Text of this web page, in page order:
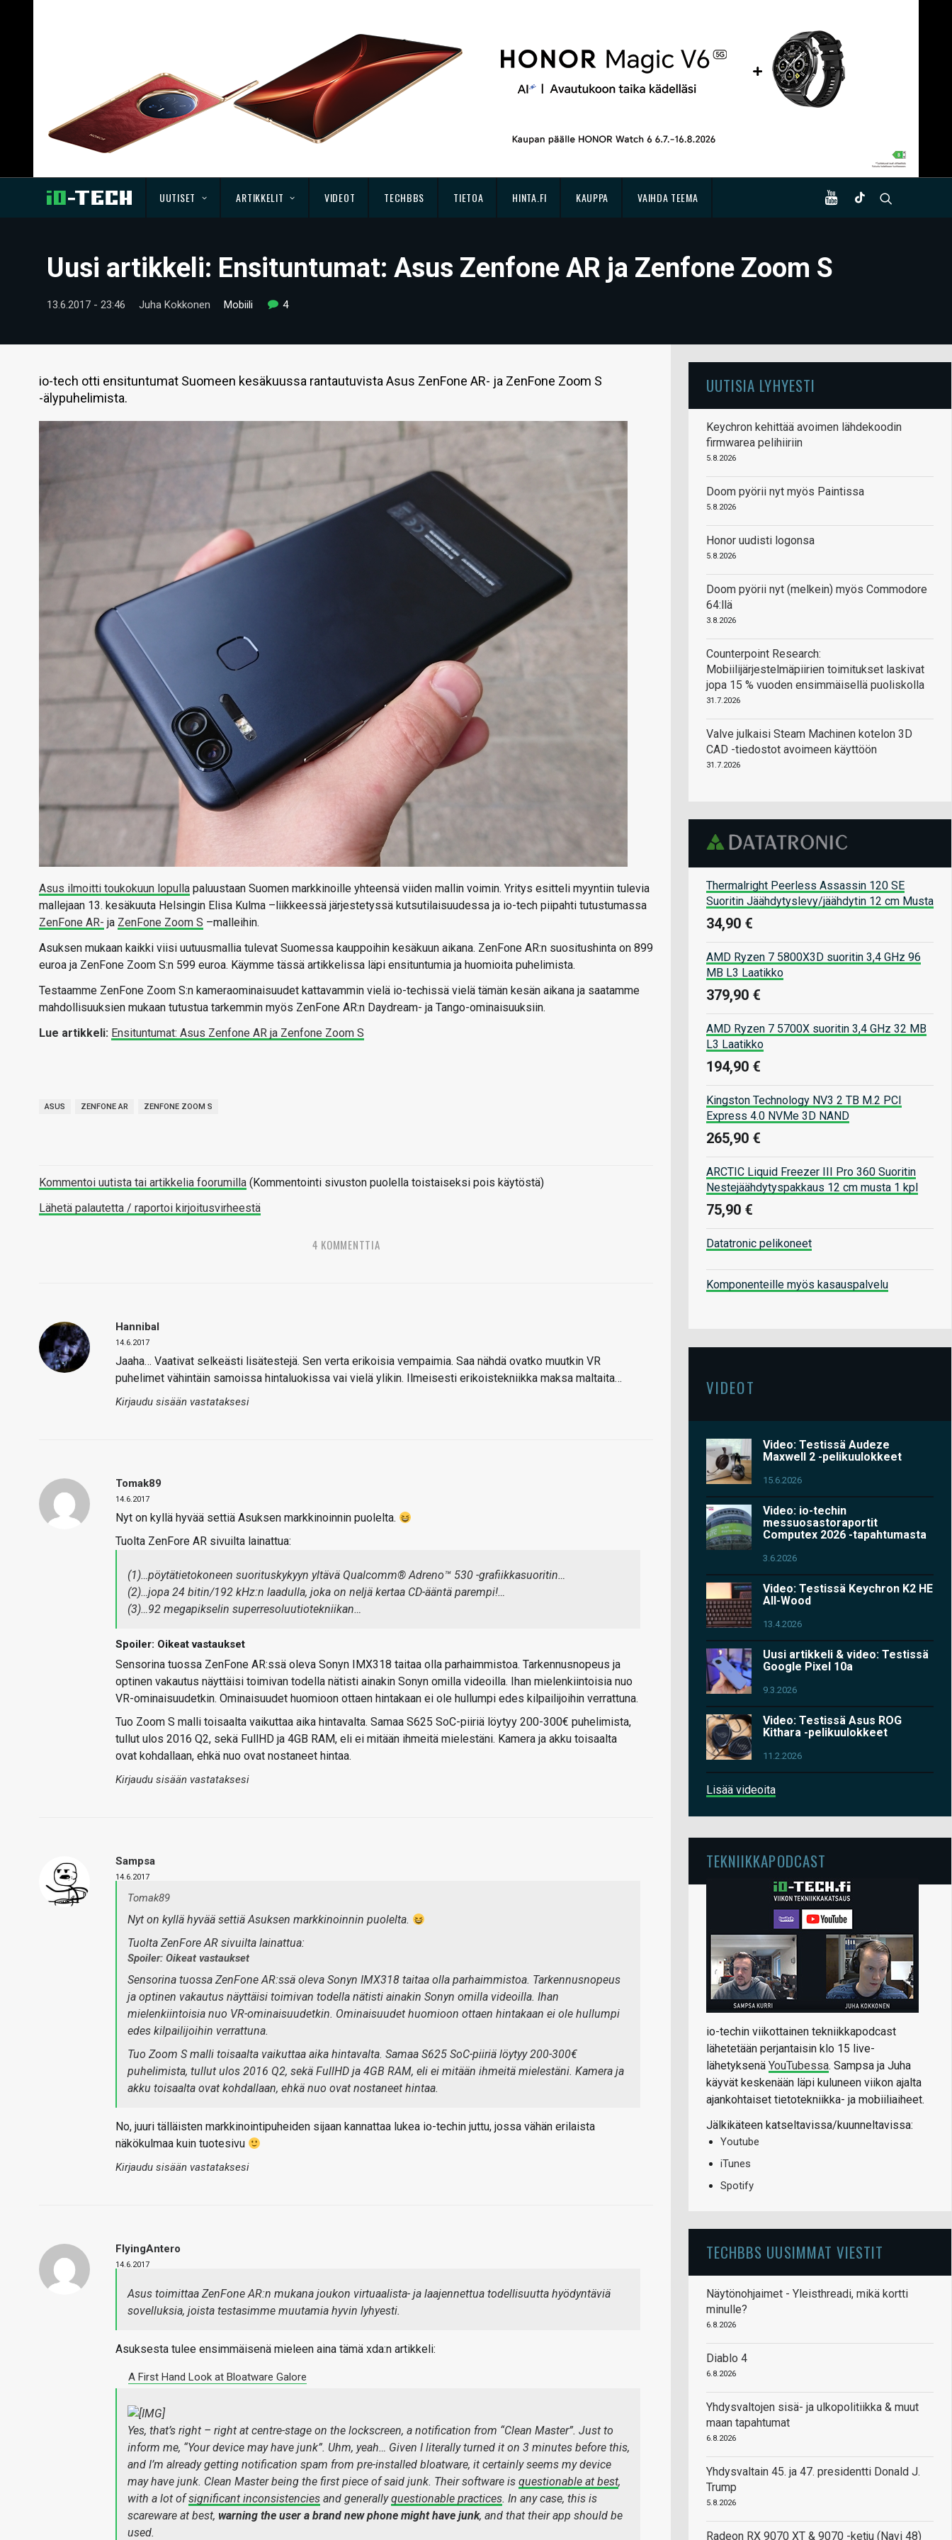
UUTISET ARTIKKELIT VIDEOT TECHBBS TIETOA HINTA.FI KAUPPA VAIHDA TEEMA
Uusi artikkeli: Ensituntumat: Asus Zenfone AR ja Zenfone Zoom S
13.6.2017 - 23:46 Juha Kokkonen Mobiili 4
io-tech otti ensituntumat Suomeen kesäkuussa rantautuvista Asus ZenFone AR- ja ZenFone Zoom S
-älypuhelimista.
Asus ilmoitti toukokuun lopulla paluustaan Suomen markkinoille yhteensä viiden mallin voimin. Yritys esitteli myyntiin tulevia
mallejaan 13. kesäkuuta Helsingin Elisa Kulma –liikkeessä järjestetyssä kutsutilaisuudessa ja io-tech piipahti tutustumassa
ZenFone AR- ja ZenFone Zoom S –malleihin.
Asuksen mukaan kaikki viisi uutuusmallia tulevat Suomessa kauppoihin kesäkuun aikana. ZenFone AR:n suositushinta on 899
euroa ja ZenFone Zoom S:n 599 euroa. Käymme tässä artikkelissa läpi ensituntumia ja huomioita puhelimista.
Testaamme ZenFone Zoom S:n kameraominaisuudet kattavammin vielä io-techissä vielä tämän kesän aikana ja saatamme
mahdollisuuksien mukaan tutustua tarkemmin myös ZenFone AR:n Daydream- ja Tango-ominaisuuksiin.
Lue artikkeli: Ensituntumat: Asus Zenfone AR ja Zenfone Zoom S
ASUS ZENFONE AR ZENFONE ZOOM S
Kommentoi uutista tai artikkelia foorumilla (Kommentointi sivuston puolella toistaiseksi pois käytöstä)
Lähetä palautetta / raportoi kirjoitusvirheestä
4 KOMMENTTIA
Hannibal
14.6.2017
Jaaha… Vaativat selkeästi lisätestejä. Sen verta erikoisia vempaimia. Saa nähdä ovatko muutkin VR
puhelimet vähintäin samoissa hintaluokissa vai vielä ylikin. Ilmeisesti erikoistekniikka maksa maltaita…
Kirjaudu sisään vastataksesi
Tomak89
14.6.2017
Nyt on kyllä hyvää settiä Asuksen markkinoinnin puolelta.
Tuolta ZenFore AR sivuilta lainattua:
(1)…pöytätietokoneen suorituskykyyn yltävä Qualcomm® Adreno™ 530 -grafiikkasuoritin…
(2)…jopa 24 bitin/192 kHz:n laadulla, joka on neljä kertaa CD-ääntä parempi!…
(3)…92 megapikselin superresoluutiotekniikan…
Spoiler: Oikeat vastaukset
Sensorina tuossa ZenFone AR:ssä oleva Sonyn IMX318 taitaa olla parhaimmistoa. Tarkennusnopeus ja
optinen vakautus näyttäisi toimivan todella nätisti ainakin Sonyn omilla videoilla. Ihan mielenkiintoisia nuo
VR-ominaisuudetkin. Ominaisuudet huomioon ottaen hintakaan ei ole hullumpi edes kilpailijoihin verrattuna.
Tuo Zoom S malli toisaalta vaikuttaa aika hintavalta. Samaa S625 SoC-piiriä löytyy 200-300€ puhelimista,
tullut ulos 2016 Q2, sekä FullHD ja 4GB RAM, eli ei mitään ihmeitä mielestäni. Kamera ja akku toisaalta
ovat kohdallaan, ehkä nuo ovat nostaneet hintaa.
Kirjaudu sisään vastataksesi
Sampsa
14.6.2017
Tomak89
Nyt on kyllä hyvää settiä Asuksen markkinoinnin puolelta.
Tuolta ZenFore AR sivuilta lainattua:
Spoiler: Oikeat vastaukset
Sensorina tuossa ZenFone AR:ssä oleva Sonyn IMX318 taitaa olla parhaimmistoa. Tarkennusnopeus
ja optinen vakautus näyttäisi toimivan todella nätisti ainakin Sonyn omilla videoilla. Ihan
mielenkiintoisia nuo VR-ominaisuudetkin. Ominaisuudet huomioon ottaen hintakaan ei ole hullumpi
edes kilpailijoihin verrattuna.
Tuo Zoom S malli toisaalta vaikuttaa aika hintavalta. Samaa S625 SoC-piiriä löytyy 200-300€
puhelimista, tullut ulos 2016 Q2, sekä FullHD ja 4GB RAM, eli ei mitään ihmeitä mielestäni. Kamera ja
akku toisaalta ovat kohdallaan, ehkä nuo ovat nostaneet hintaa.
No, juuri tälläisten markkinointipuheiden sijaan kannattaa lukea io-techin juttu, jossa vähän erilaista
näkökulmaa kuin tuotesivu
Kirjaudu sisään vastataksesi
FlyingAntero
14.6.2017
Asus toimittaa ZenFone AR:n mukana joukon virtuaalista- ja laajennettua todellisuutta hyödyntäviä
sovelluksia, joista testasimme muutamia hyvin lyhyesti.
Asuksesta tulee ensimmäisenä mieleen aina tämä xda:n artikkeli:
A First Hand Look at Bloatware Galore
Yes, that’s right – right at centre-stage on the lockscreen, a notification from “Clean Master”. Just to
inform me, “Your device may have junk”. Uhm, yeah… Given I literally turned it on 3 minutes before this,
and I’m already getting notification spam from pre-installed bloatware, it certainly seems my device
may have junk. Clean Master being the first piece of said junk. Their software is questionable at best,
with a lot ofsignificant inconsistencies and generallyquestionable practices. In any case, this is
scareware at best, warning the user a brand new phone might have junk, and that their app should be
used.
UUTISIA LYHYESTI
Keychron kehittää avoimen lähdekoodin
firmwarea pelihiiriin
5.8.2026
Doom pyörii nyt myös Paintissa
5.8.2026
Honor uudisti logonsa
5.8.2026
Doom pyörii nyt (melkein) myös Commodore
64:llä
3.8.2026
Counterpoint Research:
Mobiilijärjestelmäpiirien toimitukset laskivat
jopa 15 % vuoden ensimmäisellä puoliskolla
31.7.2026
Valve julkaisi Steam Machinen kotelon 3D
CAD -tiedostot avoimeen käyttöön
31.7.2026
Thermalright Peerless Assassin 120 SE
Suoritin Jäähdytyslevy/jäähdytin 12 cm Musta
34,90 €
AMD Ryzen 7 5800X3D suoritin 3,4 GHz 96
MB L3 Laatikko
379,90 €
AMD Ryzen 7 5700X suoritin 3,4 GHz 32 MB
L3 Laatikko
194,90 €
Kingston Technology NV3 2 TB M.2 PCI
Express 4.0 NVMe 3D NAND
265,90 €
ARCTIC Liquid Freezer III Pro 360 Suoritin
Nestejäähdytyspakkaus 12 cm musta 1 kpl
75,90 €
Datatronic pelikoneet
Komponenteille myös kasauspalvelu
VIDEOT
Video: Testissä Audeze
Maxwell 2 -pelikuulokkeet
15.6.2026
Video: io-techin
messuosastoraportit
Computex 2026 -tapahtumasta
3.6.2026
Video: Testissä Keychron K2 HE
All-Wood
13.4.2026
Uusi artikkeli & video: Testissä
Google Pixel 10a
9.3.2026
Video: Testissä Asus ROG
Kithara -pelikuulokkeet
11.2.2026
Lisää videoita
TEKNIIKKAPODCAST
io-techin viikottainen tekniikkapodcast
lähetetään perjantaisin klo 15 live-
lähetyksenä YouTubessa. Sampsa ja Juha
käyvät keskenään läpi kuluneen viikon ajalta
ajankohtaiset tietotekniikka- ja mobiiliaiheet.
Jälkikäteen katseltavissa/kuunneltavissa:
Youtube
iTunes
Spotify
TECHBBS UUSIMMAT VIESTIT
Näytönohjaimet - Yleisthreadi, mikä kortti
minulle?
6.8.2026
Diablo 4
6.8.2026
Yhdysvaltojen sisä- ja ulkopolitiikka & muut
maan tapahtumat
6.8.2026
Yhdysvaltain 45. ja 47. presidentti Donald J.
Trump
5.8.2026
Radeon RX 9070 XT & 9070 -ketju (Navi 48)